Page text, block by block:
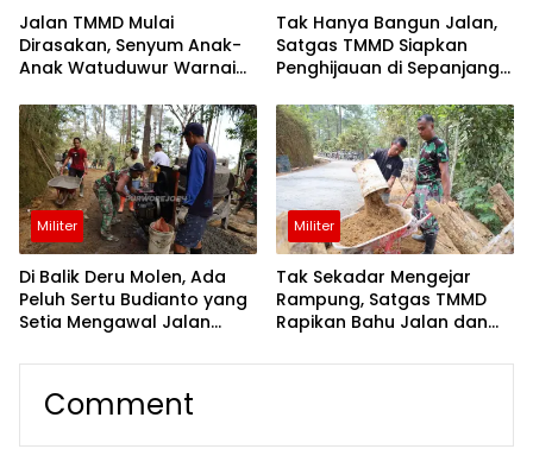
Jalan TMMD Mulai
Dirasakan, Senyum Anak-
Anak Watuduwur Warnai
Tak Hanya Bangun Jalan,
Satgas TMMD Siapkan
Penghijauan di Sepanjang
Militer
Di Balik Deru Molen, Ada
Peluh Sertu Budianto yang
Setia Mengawal Jalan
Militer
Tak Sekadar Mengejar
Rampung, Satgas TMMD
Rapikan Bahu Jalan dan
Comment